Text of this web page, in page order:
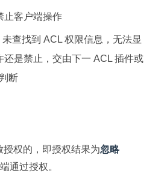
止客户端操作
查找到 ACL 权限信息，无法显
还是禁止，交由下一 ACL 插件或
断
权的，即授权结果为忽略
通过授权。